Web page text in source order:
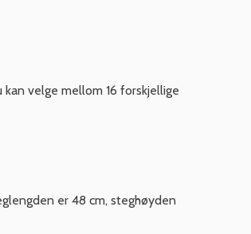
velge mellom 16 forskjellige
er 48 cm, steghøyden